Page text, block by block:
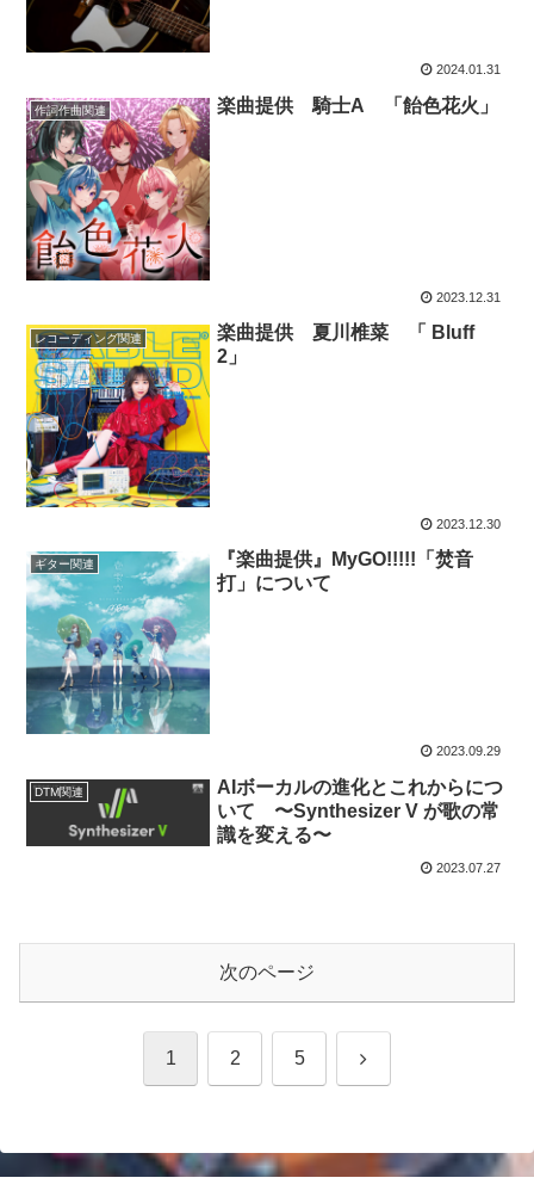
2024.01.31
作詞作曲関連 楽曲提供 騎士A 「飴色花火」
2023.12.31
レコーディング関連
楽曲提供 夏川椎菜 「 Bluff
2」
2023.12.30
ギター関連
『楽曲提供』MyGO!!!!!「焚音
打」について
2023.09.29
DTM関連
AIボーカルの進化とこれからにつ
いて 〜Synthesizer V が歌の常
識を変える〜
2023.07.27
次のページ
1 2 5 次